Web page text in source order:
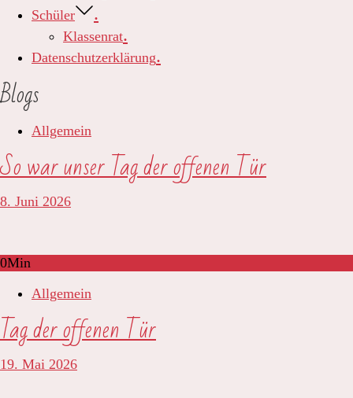
Schüler
Klassenrat
Datenschutzerklärung
Blogs
Allgemein
So war unser Tag der offenen Tür
8. Juni 2026
0Min
Allgemein
Tag der offenen Tür
19. Mai 2026